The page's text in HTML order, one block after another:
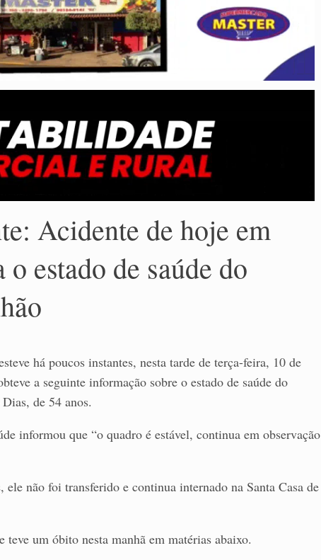
Acidente de hoje em
estado de saúde do
há poucos instantes, nesta tarde de terça-feira, 10 de
a seguinte informação sobre o estado de saúde do
de 54 anos.
informou que “o quadro é estável, continua em observação
não foi transferido e continua internado na Santa Casa de
teve um óbito nesta manhã em matérias abaixo.